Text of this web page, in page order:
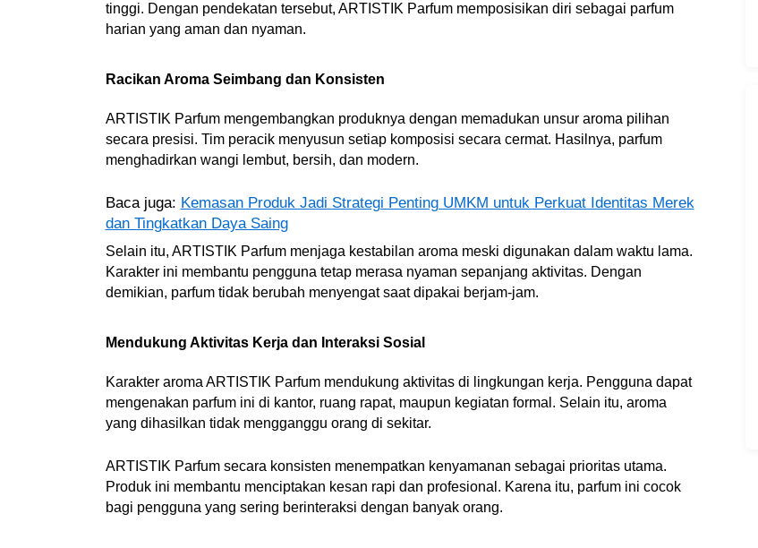
tinggi. Dengan pendekatan tersebut, ARTISTIK Parfum memposisikan diri sebagai parfum
harian yang aman dan nyaman.
Racikan Aroma Seimbang dan Konsisten
ARTISTIK Parfum mengembangkan produknya dengan memadukan unsur aroma pilihan
secara presisi. Tim peracik menyusun setiap komposisi secara cermat. Hasilnya, parfum
menghadirkan wangi lembut, bersih, dan modern.
Baca juga: Kemasan Produk Jadi Strategi Penting UMKM untuk Perkuat Identitas Merek
dan Tingkatkan Daya Saing
Selain itu, ARTISTIK Parfum menjaga kestabilan aroma meski digunakan dalam waktu lama.
Karakter ini membantu pengguna tetap merasa nyaman sepanjang aktivitas. Dengan
demikian, parfum tidak berubah menyengat saat dipakai berjam-jam.
Mendukung Aktivitas Kerja dan Interaksi Sosial
Karakter aroma ARTISTIK Parfum mendukung aktivitas di lingkungan kerja. Pengguna dapat
mengenakan parfum ini di kantor, ruang rapat, maupun kegiatan formal. Selain itu, aroma
yang dihasilkan tidak mengganggu orang di sekitar.
ARTISTIK Parfum secara konsisten menempatkan kenyamanan sebagai prioritas utama.
Produk ini membantu menciptakan kesan rapi dan profesional. Karena itu, parfum ini cocok
bagi pengguna yang sering berinteraksi dengan banyak orang.